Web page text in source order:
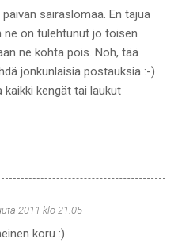
sairaslomaa. En tajua
ne on tulehtunut jo toisen
ne kohta pois. Noh, tää
jonkunlaisia postauksia :-)
kaikki kengät tai laukut
2011 klo 21.05
koru :)